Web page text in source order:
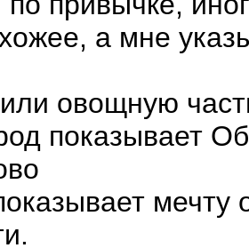
а мне
овощную
показывает
мечту